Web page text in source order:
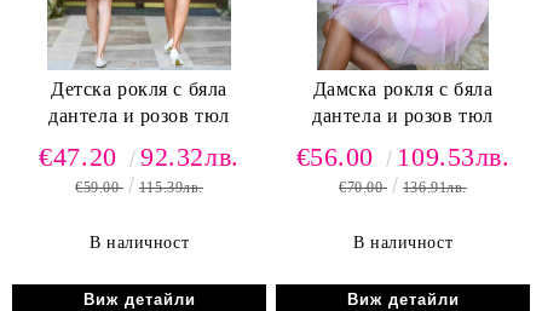
Детска рокля с бяла
дантела и розов тюл
€47.20 92.32лв.
€59.00 115.39лв.
В наличност
Виж детайли
Дамска рокля с бяла
дантела и розов тюл
€56.00 109.53лв.
€70.00 136.91лв.
В наличност
Виж детайли